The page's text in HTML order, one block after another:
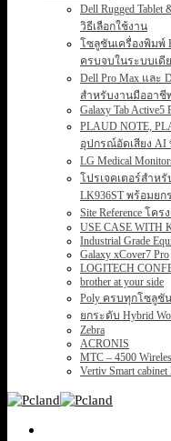
Dell Rugged
วิธีเลือกใช้งาน
โซลูชันเครื่องพิมพ์
ครบจบในระบบเดี
Dell Pro Max และ
สำหรับงานมืออาชี
Galaxy Tab Active5
PLAUD NOTE,
อุปกรณ์อัดเสียง
LG Medical
โปรเจคเตอร์สำหรั
LK936ST พร้อมย
Site Reference โ
USE CASE WITH
Industrial Grade
Galaxy xCover7 Pro
LOGITECH
brother at your side
Poly ครบทุกโซลูชั
ยกระดับ Hybrid
Zebra
ACRONIS
MTC – 4500
Vertiv Smart cabinet